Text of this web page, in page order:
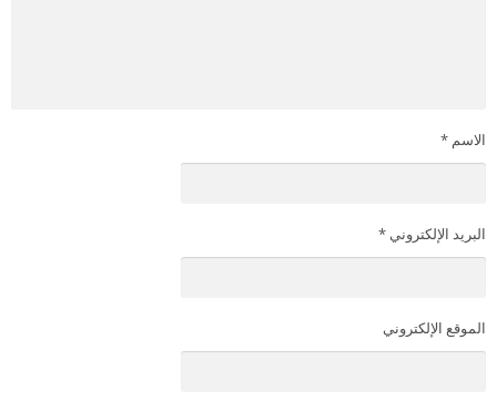
الاسم *
البريد الإلكتروني *
الموقع الإلكتروني